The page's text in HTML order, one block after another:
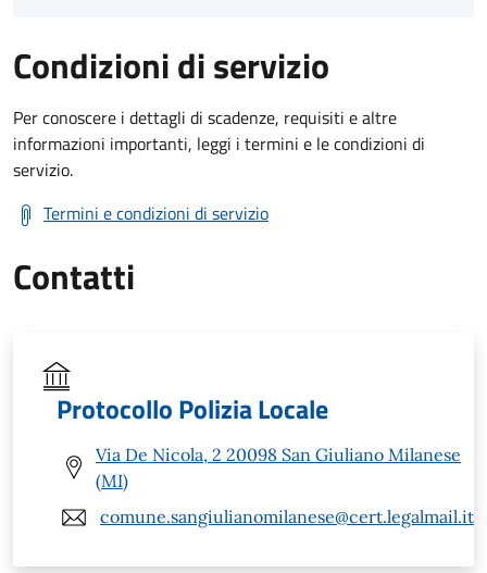
Condizioni di servizio
Per conoscere i dettagli di scadenze, requisiti e altre
informazioni importanti, leggi i termini e le condizioni di
servizio.
Termini e condizioni di servizio
Contatti
Protocollo Polizia Locale
Via De Nicola, 2 20098 San Giuliano Milanese
(MI)
comune.sangiulianomilanese@cert.legalmail.it